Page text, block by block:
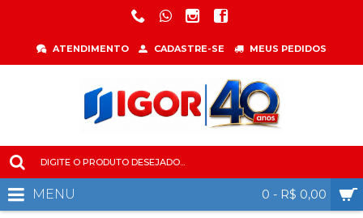
ATENDIMENTO CADASTRE-SE MEUS PEDIDOS
0 - R$ 0,00
MENU